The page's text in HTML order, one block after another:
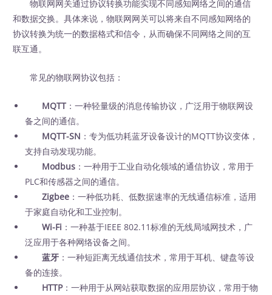
物联网网关通过协议转换功能实现不同感知网络之间的通信
和数据交换。具体来说，物联网网关可以将来自不同感知网络的
协议转换为统一的数据格式和信令，从而确保不同网络之间的互
联互通。
常见的物联网协议包括：
MQTT ：一种轻量级的消息传输协议，广泛用于物联网设
备之间的通信。
MQTT-SN ：专为低功耗蓝牙设备设计的MQTT协议变体，
支持自动发现功能。
Modbus ：一种用于工业自动化领域的通信协议，常用于
PLC和传感器之间的通信。
Zigbee ：一种低功耗、低数据速率的无线通信标准，适用
于家庭自动化和工业控制。
Wi-Fi ：一种基于IEEE 802.11标准的无线局域网技术，广
泛应用于各种网络设备之间。
蓝牙 ：一种短距离无线通信技术，常用于耳机、键盘等设
备的连接。
HTTP：一种用于从网站获取数据的应用层协议，常用于物